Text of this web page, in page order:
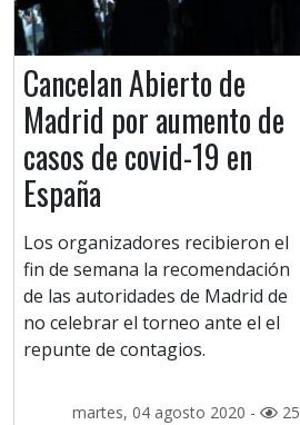
Cancelan Abierto de
Madrid por aumento de
casos de covid-19 en
España
Los organizadores recibieron el
fin de semana la recomendación
de las autoridades de Madrid de
no celebrar el torneo ante el el
repunte de contagios.
martes, 04 agosto 2020 - 25